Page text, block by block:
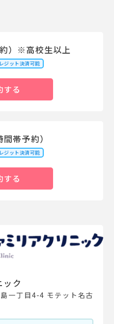
）※高校生以上
ジット決済可能
する
帯予約）
ジット決済可能
する
ック
一丁目4-4 モテット名古